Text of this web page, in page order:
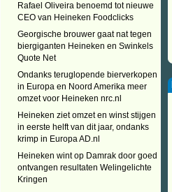
Rafael Oliveira benoemd tot nieuwe
CEO van Heineken Foodclicks
Georgische brouwer gaat nat tegen
biergiganten Heineken en Swinkels
Quote Net
Ondanks teruglopende bierverkopen
in Europa en Noord Amerika meer
omzet voor Heineken nrc.nl
Heineken ziet omzet en winst stijgen
in eerste helft van dit jaar, ondanks
krimp in Europa AD.nl
Heineken wint op Damrak door goed
ontvangen resultaten Welingelichte
Kringen